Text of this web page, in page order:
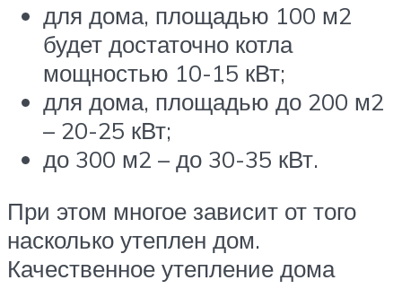
для дома, площадью 100 м2
будет достаточно котла
мощностью 10-15 кВт;
для дома, площадью до 200 м2
– 20-25 кВт;
до 300 м2 – до 30-35 кВт.
При этом многое зависит от того
насколько утеплен дом.
Качественное утепление дома